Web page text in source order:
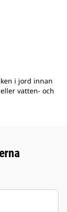
i jord innan
vatten- och